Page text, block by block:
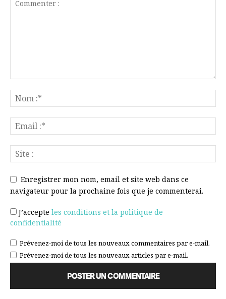
Enregistrer mon nom, email et site web dans ce
navigateur pour la prochaine fois que je commenterai.
J’accepte les conditions et la politique de
confidentialité
Prévenez-moi de tous les nouveaux commentaires par e-mail.
Prévenez-moi de tous les nouveaux articles par e-mail.